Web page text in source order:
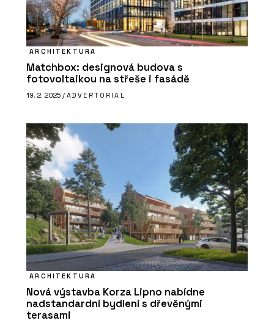
ARCHITEKTURA
Matchbox: designová budova s
fotovoltaikou na střeše i fasádě
19. 2. 2025 / ADVERTORIAL
ARCHITEKTURA
Nová výstavba Korza Lipno nabídne
nadstandardní bydlení s dřevěnými
terasami